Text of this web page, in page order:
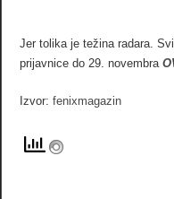
Jer tolika je težina radara.
prijavnice do 29. novembra
Izvor:fenixmagazin